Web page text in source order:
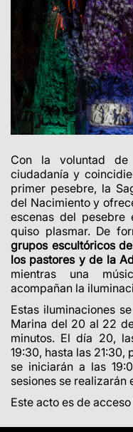
Con la voluntad
ciudadanía y
primer pesebre, la
del Nacimiento y
escenas del pesebre
quiso plasmar. De
grupos escultóricos
los pastores y de la
mientras una
acompañan la
Estas iluminaciones
Marina del 20 al 22
minutos. El día 20,
19:30, hasta las
se iniciarán a las
sesiones se realizarán
Este acto es de